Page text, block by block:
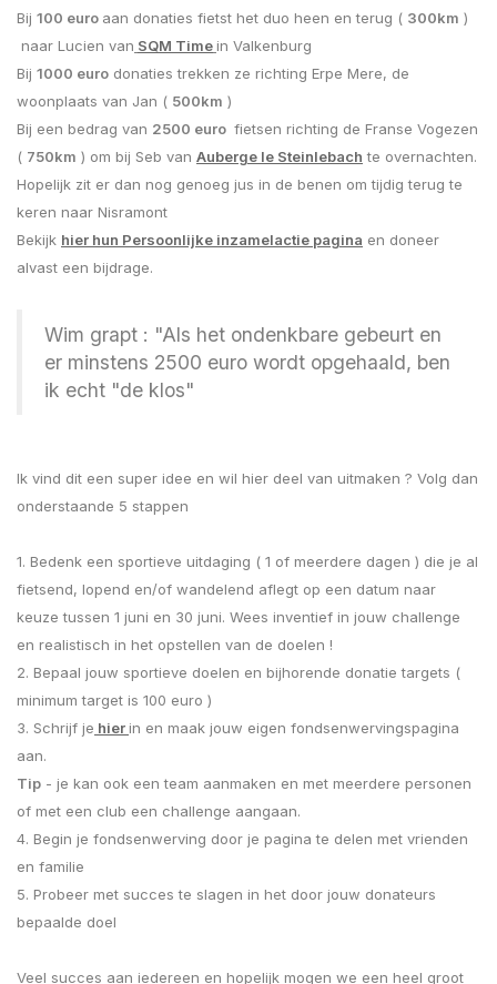
Bij 100 euro aan donaties fietst het duo heen en terug ( 300km )
naar Lucien van SQM Time in Valkenburg
Bij 1000 euro donaties trekken ze richting Erpe Mere, de
woonplaats van Jan ( 500km )
Bij een bedrag van 2500 euro fietsen richting de Franse Vogezen
( 750km ) om bij Seb van Auberge le Steinlebach te overnachten.
Hopelijk zit er dan nog genoeg jus in de benen om tijdig terug te
keren naar Nisramont
Bekijk hier hun Persoonlijke inzamelactie pagina en doneer
alvast een bijdrage.
Wim grapt : "Als het ondenkbare gebeurt en
er minstens 2500 euro wordt opgehaald, ben
ik echt "de klos"
Ik vind dit een super idee en wil hier deel van uitmaken ? Volg dan
onderstaande 5 stappen
1. Bedenk een sportieve uitdaging ( 1 of meerdere dagen ) die je al
fietsend, lopend en/of wandelend aflegt op een datum naar
keuze tussen 1 juni en 30 juni. Wees inventief in jouw challenge
en realistisch in het opstellen van de doelen !
2. Bepaal jouw sportieve doelen en bijhorende donatie targets (
minimum target is 100 euro )
3. Schrijf je hier in en maak jouw eigen fondsenwervingspagina
aan.
Tip - je kan ook een team aanmaken en met meerdere personen
of met een club een challenge aangaan.
4. Begin je fondsenwerving door je pagina te delen met vrienden
en familie
5. Probeer met succes te slagen in het door jouw donateurs
bepaalde doel
Veel succes aan iedereen en hopelijk mogen we een heel groot